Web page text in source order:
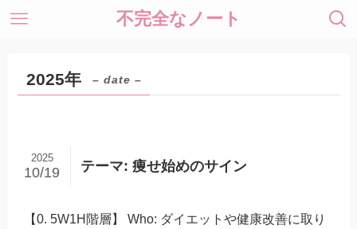
不完全なノート
2025年 – date –
テーマ: 痩せ始めのサイン
2025
10/19
【0. 5W1H階層】 Who: ダイエットや健康改善に取り